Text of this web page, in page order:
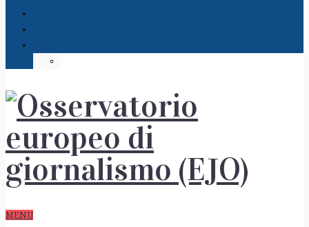
+
MENU